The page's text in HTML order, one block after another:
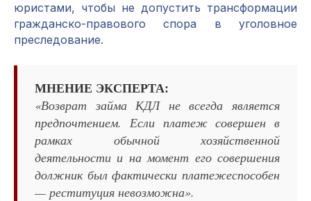
юристами, чтобы не допустить трансформации
гражданско-правового спора в уголовное
преследование.
МНЕНИЕ ЭКСПЕРТА:
«Возврат займа КДЛ не всегда является
предпочтением. Если платеж совершен в
рамках обычной хозяйственной
деятельности и на момент его совершения
должник был фактически платежеспособен
— реституция невозможна».